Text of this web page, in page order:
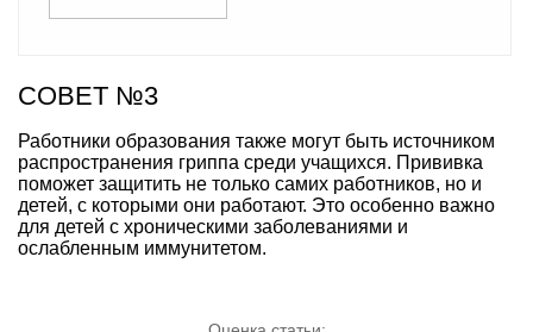
СОВЕТ №3
Работники образования также могут быть источником
распространения гриппа среди учащихся. Прививка
поможет защитить не только самих работников, но и
детей, с которыми они работают. Это особенно важно
для детей с хроническими заболеваниями и
ослабленным иммунитетом.